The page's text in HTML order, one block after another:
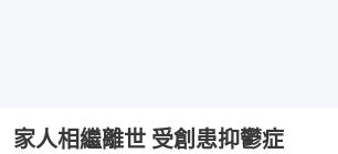
家人相繼離世 受創患抑鬱症